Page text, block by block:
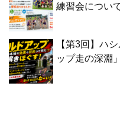
練習会につい
【第3回】ハ
ップ走の深淵」